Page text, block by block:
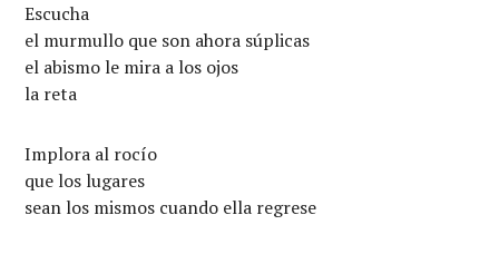
Escucha
el murmullo que son ahora súplicas
el abismo le mira a los ojos
la reta
Implora al rocío
que los lugares
sean los mismos cuando ella regrese